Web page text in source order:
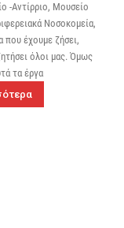
-Αντίρριο, Μουσείο
Νοσοκομεία,
που έχουμε ζήσει,
όλοι μας. Όμως
τα έργα